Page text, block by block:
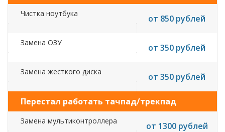
Чистка ноутбука от 850 рублей
Замена ОЗУ от 350 рублей
Замена жесткого диска от 350 рублей
Перестал работать тачпад/трекпад
Замена мультиконтроллера от 1300 рублей